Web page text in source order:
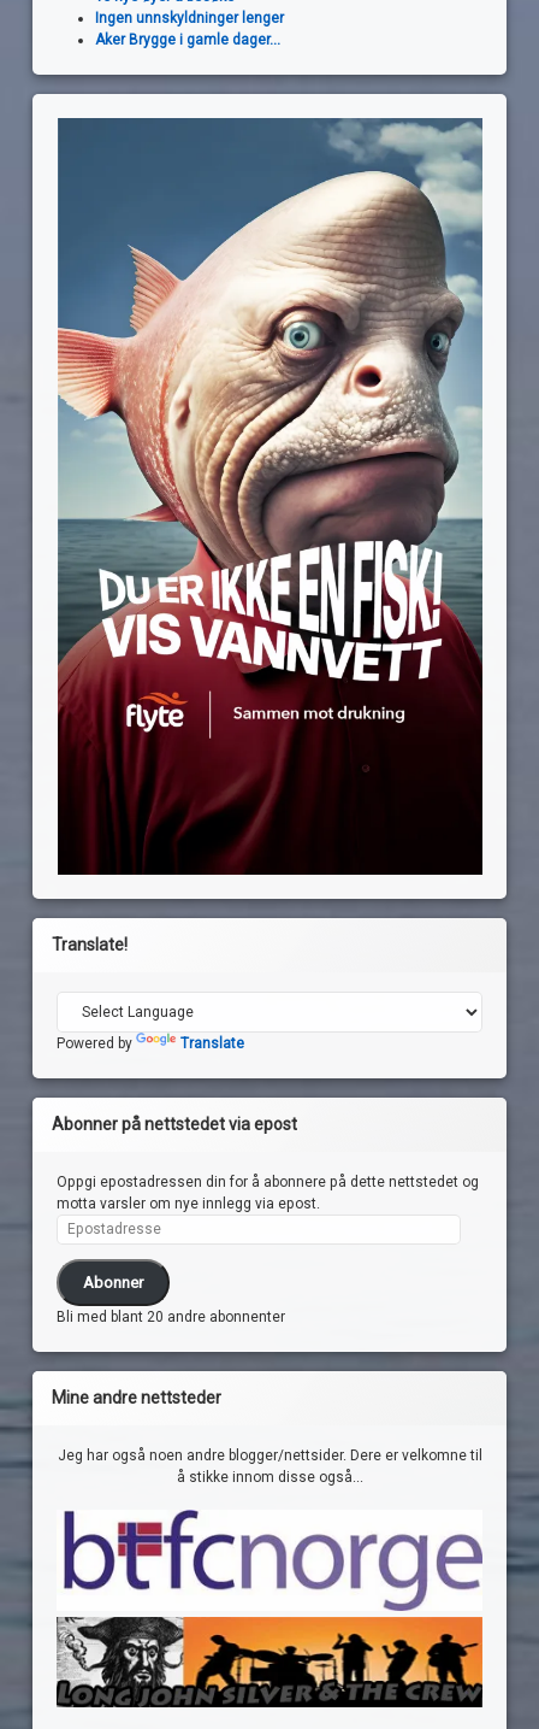
Ingen unnskyldninger lenger
Aker Brygge i gamle dager...
Translate!
Powered by Translate
Abonner på nettstedet via epost
Oppgi epostadressen din for å abonnere på dette nettstedet og
motta varsler om nye innlegg via epost.
Epostadresse
Abonner
Bli med blant 20 andre abonnenter
Mine andre nettsteder
Jeg har også noen andre blogger/nettsider. Dere er velkomne til
å stikke innom disse også...